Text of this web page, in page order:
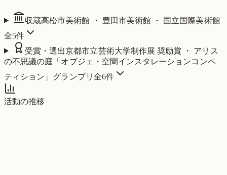
収蔵高松市美術館 ・ 豊田市美術館 ・ 国立国際美術館
全5件
受賞・選出京都市立芸術大学制作展 奨励賞 ・ アリス
の不思議の庭「オブジェ・空間インスタレーションコンペ
ティション」グランプリ 全6件
活動の推移